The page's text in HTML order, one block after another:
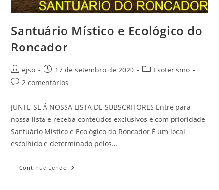
Santuário Místico e Ecológico do
Roncador
Autor
do
ejso
Post
publicado:
17 de setembro de 2020
Categoria
Esoterismo
Comentários
post:
2 comentários
JUNTE-SE Á NOSSA LISTA DE SUBSCRITORES Entre para
nossa lista e receba conteúdos exclusivos e com prioridade
Santuário Místico e Ecológico do Roncador É um local
escolhido e determinado pelos…
Continue Lendo Santuário
Místico